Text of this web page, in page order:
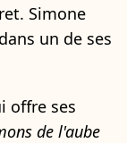
Simone
un de ses
offre ses
de l'aube